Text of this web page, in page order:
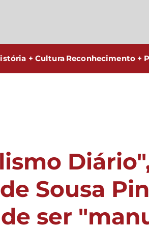
+ Cultura Reconhecimento +
Sousa
ser